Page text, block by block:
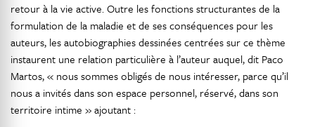
retour à la vie active. Outre les fonctions structurantes de la
formulation de la maladie et de ses conséquences pour les
auteurs, les autobiographies dessinées centrées sur ce thème
instaurent une relation particulière à l’auteur auquel, dit Paco
Martos, « nous sommes obligés de nous intéresser, parce qu’il
nous a invités dans son espace personnel, réservé, dans son
territoire intime » ajoutant :